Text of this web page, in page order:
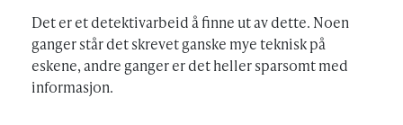
Det er et detektivarbeid å finne ut av dette. Noen
ganger står det skrevet ganske mye teknisk på
eskene, andre ganger er det heller sparsomt med
informasjon.